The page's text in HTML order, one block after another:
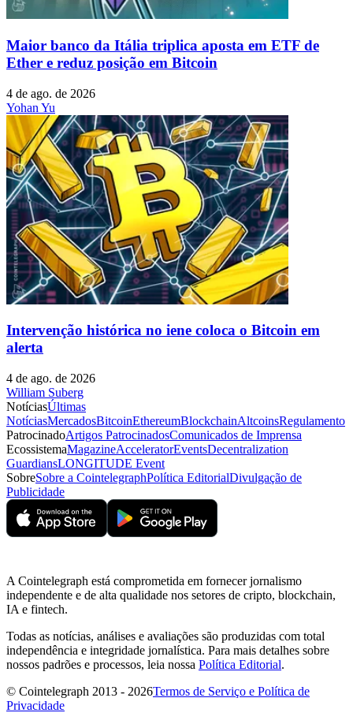
Maior banco da Itália triplica aposta em ETF de
Ether e reduz posição em Bitcoin
4 de ago. de 2026
Yohan Yu
Intervenção histórica no iene coloca o Bitcoin em
alerta
4 de ago. de 2026
William Suberg
NotíciasÚltimas
NotíciasMercadosBitcoinEthereumBlockchainAltcoinsRegulamento
PatrocinadoArtigos PatrocinadosComunicados de Imprensa
EcossistemaMagazineAcceleratorEventsDecentralization
GuardiansLONGITUDE Event
SobreSobre a CointelegraphPolítica EditorialDivulgação de
Publicidade
A Cointelegraph está comprometida em fornecer jornalismo
independente e de alta qualidade nos setores de cripto, blockchain,
IA e fintech.
Todas as notícias, análises e avaliações são produzidas com total
independência e integridade jornalística. Para mais detalhes sobre
nossos padrões e processos, leia nossa Política Editorial.
© Cointelegraph 2013 - 2026Termos de Serviço e Política de
Privacidade